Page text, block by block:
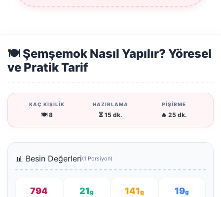
🍽️ Şemşemok Nasıl Yapılır? Yöresel
ve Pratik Tarif
KAÇ KİŞİLİK
🍽️ 8
HAZIRLAMA
⏳ 15 dk.
PİŞİRME
🔥 25 dk.
📊 Besin Değerleri(1 Porsiyon)
794 21g 141g 19g